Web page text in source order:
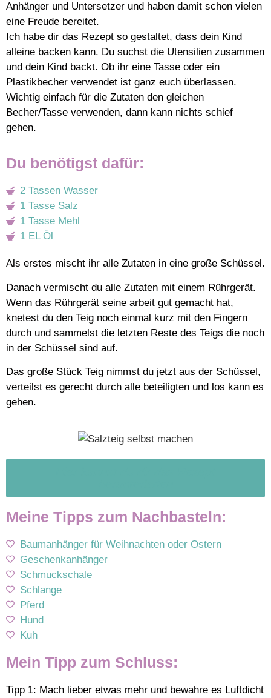
Anhänger und Untersetzer und haben damit schon vielen
eine Freude bereitet.
Ich habe dir das Rezept so gestaltet, dass dein Kind
alleine backen kann. Du suchst die Utensilien zusammen
und dein Kind backt. Ob ihr eine Tasse oder ein
Plastikbecher verwendet ist ganz euch überlassen.
Wichtig einfach für die Zutaten den gleichen
Becher/Tasse verwenden, dann kann nichts schief
gehen.
Du benötigst dafür:
2 Tassen Wasser
1 Tasse Salz
1 Tasse Mehl
1 EL Öl
Als erstes mischt ihr alle Zutaten in eine große Schüssel.
Danach vermischt du alle Zutaten mit einem Rührgerät.
Wenn das Rührgerät seine arbeit gut gemacht hat,
knetest du den Teig noch einmal kurz mit den Fingern
durch und sammelst die letzten Reste des Teigs die noch
in der Schüssel sind auf.
Das große Stück Teig nimmst du jetzt aus der Schüssel,
verteilst es gerecht durch alle beteiligten und los kann es
gehen.
Meine Tipps zum Nachbasteln:
Baumanhänger für Weihnachten oder Ostern
Geschenkanhänger
Schmuckschale
Schlange
Pferd
Hund
Kuh
Mein Tipp zum Schluss:
Tipp 1: Mach lieber etwas mehr und bewahre es Luftdicht